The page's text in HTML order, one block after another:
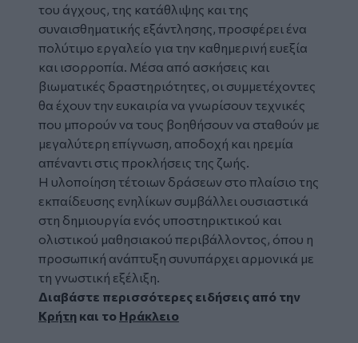
του άγχους, της κατάθλιψης και της
συναισθηματικής εξάντλησης, προσφέρει ένα
πολύτιμο εργαλείο για την καθημερινή ευεξία
και ισορροπία. Μέσα από ασκήσεις και
βιωματικές δραστηριότητες, οι συμμετέχοντες
θα έχουν την ευκαιρία να γνωρίσουν τεχνικές
που μπορούν να τους βοηθήσουν να σταθούν με
μεγαλύτερη επίγνωση, αποδοχή και ηρεμία
απέναντι στις προκλήσεις της ζωής.
Η υλοποίηση τέτοιων δράσεων στο πλαίσιο της
εκπαίδευσης ενηλίκων συμβάλλει ουσιαστικά
στη δημιουργία ενός υποστηρικτικού και
ολιστικού μαθησιακού περιβάλλοντος, όπου η
προσωπική ανάπτυξη συνυπάρχει αρμονικά με
τη γνωστική εξέλιξη.
Διαβάστε περισσότερες ειδήσεις από την
Κρήτη και το Ηράκλειο